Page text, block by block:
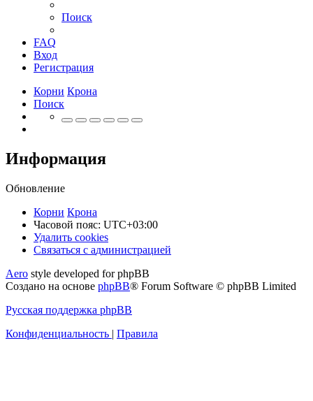
Поиск
FAQ
Вход
Регистрация
Корни Крона
Поиск
Информация
Обновление
Корни Крона
Часовой пояс: UTC+03:00
Удалить cookies
Связаться
администрацией
Связаться с администрацией
Aero style developed for phpBB
Создано на основе phpBB® Forum Software © phpBB Limited
Русская поддержка phpBB
Конфиденциальность | Правила